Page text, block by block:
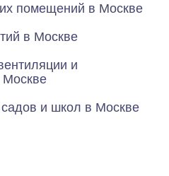
помещений в Москве
в Москве
и
Москве
и школ в Москве